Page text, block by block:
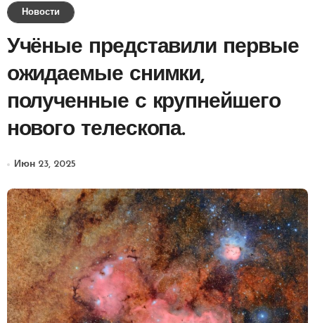
Новости
Учёные представили первые
ожидаемые снимки,
полученные с крупнейшего
нового телескопа.
Июн 23, 2025